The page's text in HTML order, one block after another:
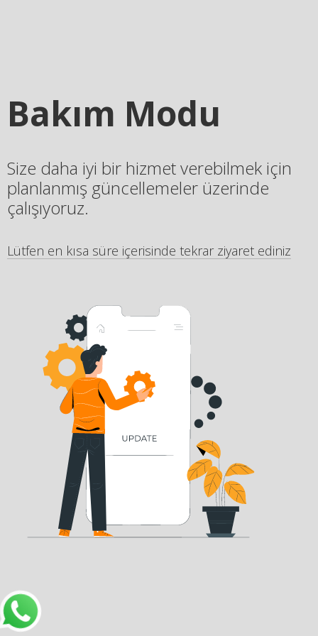
Bakım Modu
Size daha iyi bir hizmet verebilmek için
planlanmış güncellemeler üzerinde
çalışıyoruz.
Lütfen en kısa süre içerisinde tekrar ziyaret ediniz